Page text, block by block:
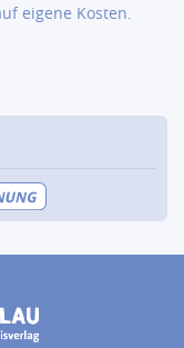
eigene Kosten.